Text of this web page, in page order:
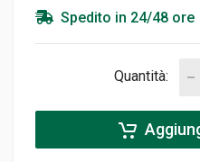
Spedito in 24/48 ore
Quantità: